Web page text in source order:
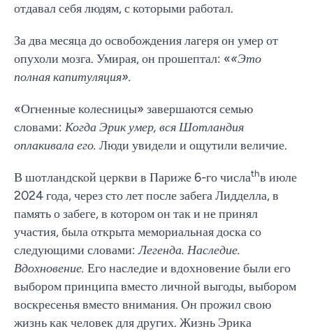
отдавал себя людям, с которыми работал.
За два месяца до освобождения лагеря он умер от
опухоли мозга. Умирая, он прошептал: ««Это
полная капитуляция».
«Огненные колесницы» завершаются семью
словами: Когда Эрик умер, вся Шотландия
оплакивала его. Люди увидели и ощутили величие.
В шотландской церкви в Париже 6-го числаthв июле
2024 года, через сто лет после забега Лидделла, в
память о забеге, в котором он так и не принял
участия, была открыта мемориальная доска со
следующими словами:Легенда. Наследие.
Вдохновение. Его наследие и вдохновение были его
выбором принципа вместо личной выгоды, выбором
воскресенья вместо внимания. Он прожил свою
жизнь как человек для других. Жизнь Эрика